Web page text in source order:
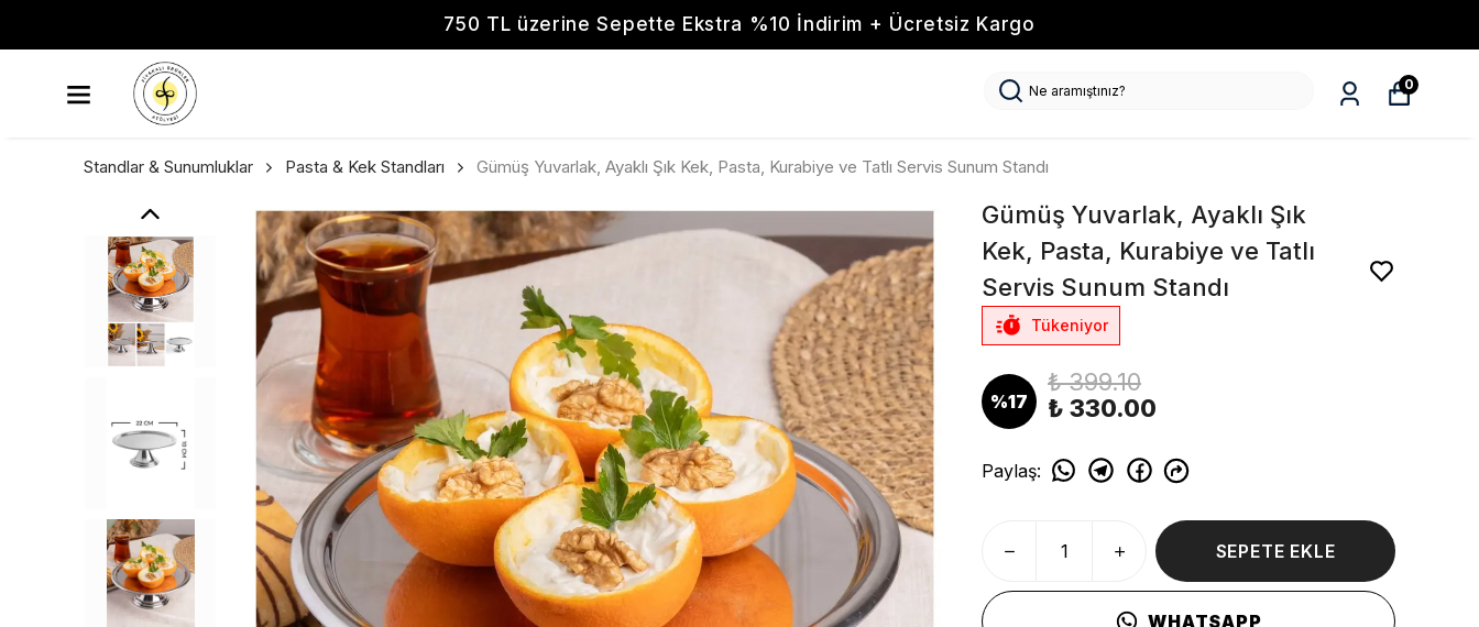
750 TL üzerine Sepette Ekstra %10 İndirim + Ücretsiz Kargo
0
Standlar & Sunumluklar Pasta & Kek Standları Gümüş Yuvarlak, Ayaklı Şık Kek, Pasta, Kurabiye ve Tatlı Servis Sunum Standı
Gümüş Yuvarlak, Ayaklı Şık
Kek, Pasta, Kurabiye ve Tatlı
Servis Sunum Standı
Tükeniyor
%17
₺ 399.10
₺ 330.00
Paylaş:
SEPETE EKLE
WHATSAPP